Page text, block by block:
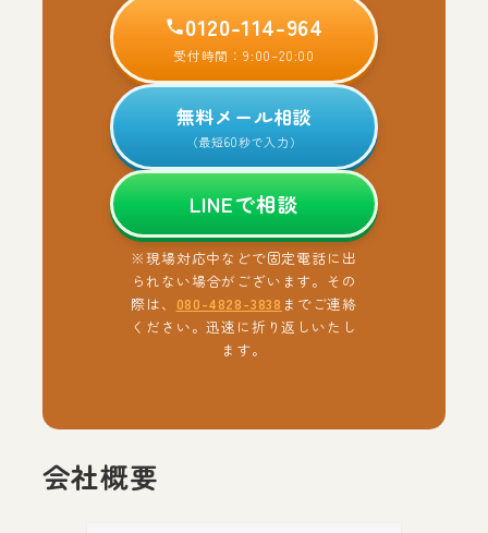
0120-114-964
受付時間：9:00–20:00
無料メール相談
（最短60秒で入力）
LINEで相談
※現場対応中などで固定電話に出
られない場合がございます。その
際は、 080-4828-3838 までご連絡
ください。迅速に折り返しいたし
ます。
会社概要